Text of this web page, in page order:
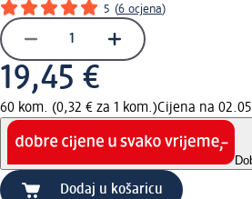
5 (6 ocjena)
19,45 €
60 kom. (0,32 € za 1 kom.)Cijena na
Dodaj u košaricu